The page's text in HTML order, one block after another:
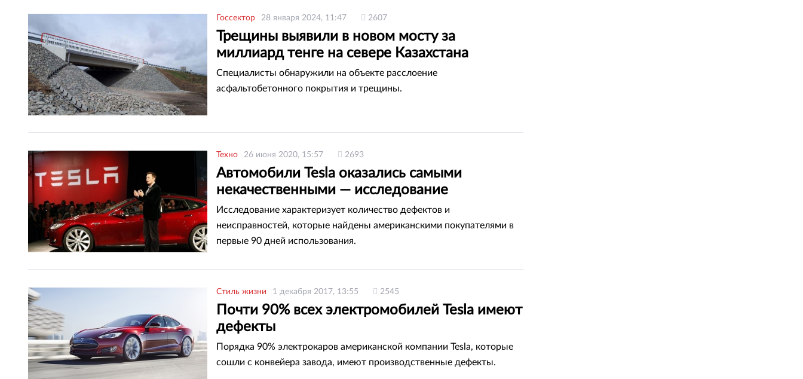
Госсектор 28 января 2024, 11:47 2607
Трещины выявили в новом мосту за
миллиард тенге на севере Казахстана
Специалисты обнаружили на объекте расслоение
асфальтобетонного покрытия и трещины.
Техно 26 июня 2020, 15:57 2693
Автомобили Tesla оказались самыми
некачественными — исследование
Исследование характеризует количество дефектов и
неисправностей, которые найдены американскими покупателями в
первые 90 дней использования.
Стиль жизни 1 декабря 2017, 13:55 2545
Почти 90% всех электромобилей Tesla имеют
дефекты‍
Порядка 90% электрокаров американской компании Tesla, которые
сошли с конвейера завода, имеют производственные дефекты.